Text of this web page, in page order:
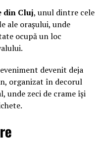
din Cluj, unul dintre cele
ale orașului, unde
ocupă un loc
devenit deja
organizat în decorul
unde zeci de crame își